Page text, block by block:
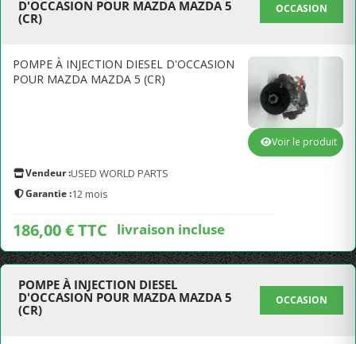
D'OCCASION POUR MAZDA MAZDA 5
(CR)
OCCASION
POMPE À INJECTION DIESEL D'OCCASION
POUR MAZDA MAZDA 5 (CR)
Vendeur :USED WORLD PARTS
Garantie :12 mois
186,00 € TTC livraison incluse
Voir le produit
POMPE À INJECTION DIESEL
D'OCCASION POUR MAZDA MAZDA 5
(CR)
OCCASION